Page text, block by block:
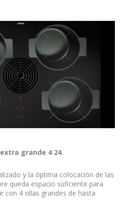
grande 4 24
y la óptima colocación de las
queda espacio suficiente para
con 4 ollas grandes de hasta